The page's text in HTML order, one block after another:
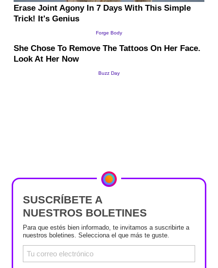
SUSCRÍBETE A
NUESTROS BOLETINES
Para que estés bien informado, te invitamos a suscribirte a
nuestros boletines. Selecciona el que más te guste.